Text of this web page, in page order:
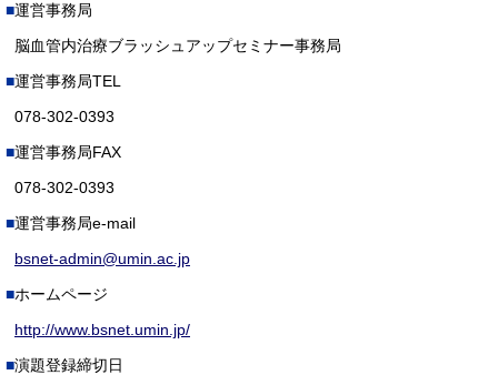
運営事務局
脳血管内治療ブラッシュアップセミナー事務局
運営事務局TEL
078-302-0393
運営事務局FAX
078-302-0393
運営事務局e-mail
bsnet-admin@umin.ac.jp
ホームページ
http://www.bsnet.umin.jp/
演題登録締切日